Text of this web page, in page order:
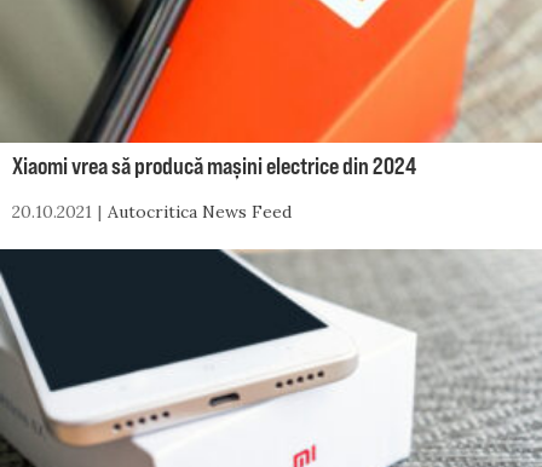
Xiaomi vrea să producă mașini electrice din 2024
20.10.2021 Autocritica News Feed